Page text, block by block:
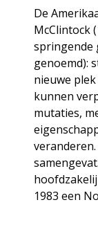
De
McClintock
springende
genoemd):
nieuwe
kunnen
mutaties,
1983 een